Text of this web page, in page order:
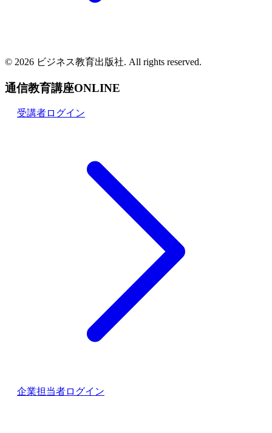
© 2026 ビジネス教育出版社. All rights reserved.
通信教育講座ONLINE
受講者ログイン
企業担当者ログイン